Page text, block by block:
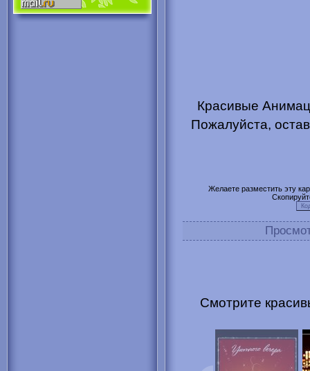
Красивые
Пожалуйста,
Желаете разместить эту
Смотрите